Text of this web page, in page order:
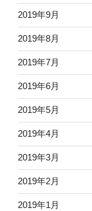
2019年9月
2019年8月
2019年7月
2019年6月
2019年5月
2019年4月
2019年3月
2019年2月
2019年1月